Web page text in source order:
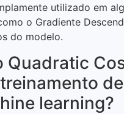
utilizado em
o Gradiente
do modelo.
Quadratic
learning?